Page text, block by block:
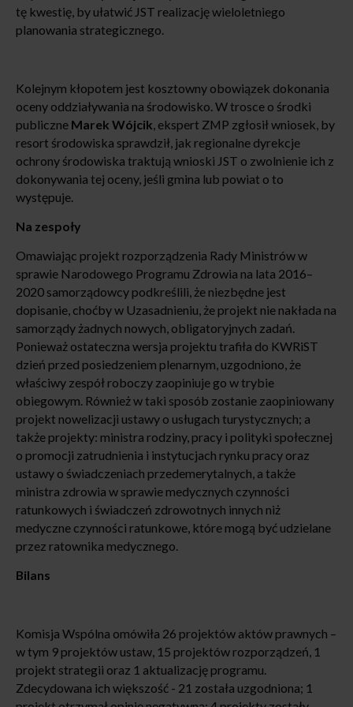
tę kwestię, by ułatwić JST realizację wieloletniego
planowania strategicznego.
Kolejnym kłopotem jest kosztowny obowiązek dokonania
oceny oddziaływania na środowisko. W trosce o środki
publiczne Marek Wójcik, ekspert ZMP zgłosił wniosek, by
resort środowiska sprawdził, jak regionalne dyrekcje
ochrony środowiska traktują wnioski JST o zwolnienie ich z
dokonywania tej oceny, jeśli gmina lub powiat o to
występuje.
Na zespoły
Omawiając projekt rozporządzenia Rady Ministrów w
sprawie Narodowego Programu Zdrowia na lata 2016–
2020 samorządowcy podkreślili, że niezbędne jest
dopisanie, choćby w Uzasadnieniu, że projekt nie nakłada na
samorządy żadnych nowych, obligatoryjnych zadań.
Ponieważ ostateczna wersja projektu trafiła do KWRiST
dzień przed posiedzeniem plenarnym, uzgodniono, że
właściwy zespół roboczy zaopiniuje go w trybie
obiegowym. Również w taki sposób zostanie zaopiniowany
projekt nowelizacji ustawy o usługach turystycznych; a
także projekty: ministra rodziny, pracy i polityki społecznej
o promocji zatrudnienia i instytucjach rynku pracy oraz
ustawy o świadczeniach przedemerytalnych, a także
ministra zdrowia w sprawie medycznych czynności
ratunkowych i świadczeń zdrowotnych innych niż
medyczne czynności ratunkowe, które mogą być udzielane
przez ratownika medycznego.
Bilans
Komisja Wspólna omówiła 26 projektów aktów prawnych –
w tym 9 projektów ustaw, 15 projektów rozporządzeń, 1
projekt strategii oraz 1 aktualizację programu.
Zdecydowana ich większość - 21 została uzgodniona; 1